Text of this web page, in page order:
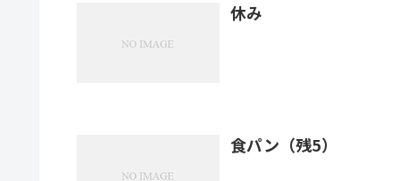
休み
食パン（残5）